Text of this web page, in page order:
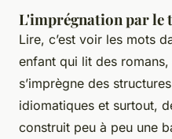
L'imprégnation par le
Lire, c’est voir les mots
enfant qui lit des
s’imprègne des
idiomatiques et surtout,
construit peu à peu une